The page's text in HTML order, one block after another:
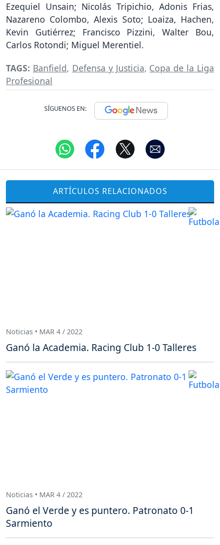
Ezequiel Unsain; Nicolás Tripichio, Adonis Frias,
Nazareno Colombo, Alexis Soto; Loaiza, Hachen,
Kevin Gutiérrez; Francisco Pizzini, Walter Bou,
Carlos Rotondi; Miguel Merentiel.
TAGS: Banfield, Defensa y Justicia, Copa de la Liga
Profesional
SÍGUENOS EN:
ARTÍCULOS RELACIONADOS
Noticias • MAR 4 / 2022
Ganó la Academia. Racing Club 1-0 Talleres
Noticias • MAR 4 / 2022
Ganó el Verde y es puntero. Patronato 0-1
Sarmiento